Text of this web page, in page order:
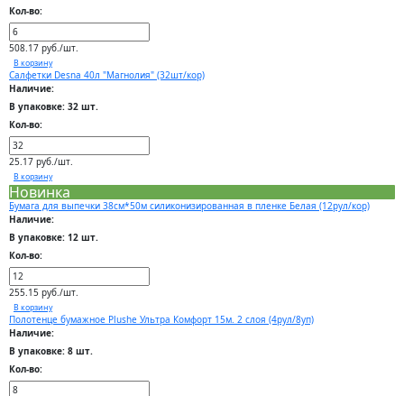
Кол-во:
508.17 руб./шт.
В корзину
Салфетки Desna 40л "Магнолия" (32шт/кор)
Наличие:
В упаковке: 32 шт.
Кол-во:
25.17 руб./шт.
В корзину
Новинка
Бумага для выпечки 38см*50м силиконизированная в пленке Белая (12рул/кор)
Наличие:
В упаковке: 12 шт.
Кол-во:
255.15 руб./шт.
В корзину
Полотенце бумажное Plushe Ультра Комфорт 15м. 2 слоя (4рул/8уп)
Наличие:
В упаковке: 8 шт.
Кол-во: